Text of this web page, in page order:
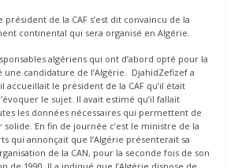
président de la CAF s’est dit convaincu de la
continental qui sera organisé en Algérie.
algériens qui ont d’abord opté pour la
candidature de l’Algérie. DjahidZefizef a
accueillait le président de la CAF qu’il était
le sujet. Il avait estimé qu’il fallait
les données nécessaires qui permettent de
En fin de journée c’est le ministre de la
qui annonçait que l’Algérie présenterait sa
de la CAN, pour la seconde fois de son